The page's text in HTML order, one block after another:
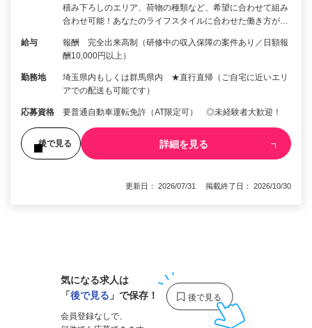
積み下ろしのエリア、荷物の種類など、希望に合わせて組み
合わせ可能！あなたのライフスタイルに合わせた働き方が…
給与
報酬 完全出来高制（研修中の収入保障の案件あり／日額報
酬10,000円以上）
勤務地
埼玉県内もしくは群馬県内 ★直行直帰（ご自宅に近いエリ
アでの配送も可能です）
応募資格 要普通自動車運転免許（AT限定可） ◎未経験者大歓迎！
後で見る 詳細を見る
更新日： 2026/07/31 掲載終了日： 2026/10/30
気になる求人は
「後で見る 」で保存！
会員登録なしで、